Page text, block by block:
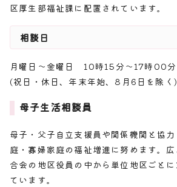
区厚生部福祉課に配置されています。
相談日
月曜日～金曜日 10時15分～17時00分
(祝日・休日、年末年始、8月6日を除く)
母子生活相談員
母子・父子自立支援員や関係機関と協
庭・寡婦家庭の福祉増進に努めます。
合会の地区役員の中から単位地区ごと
ています。